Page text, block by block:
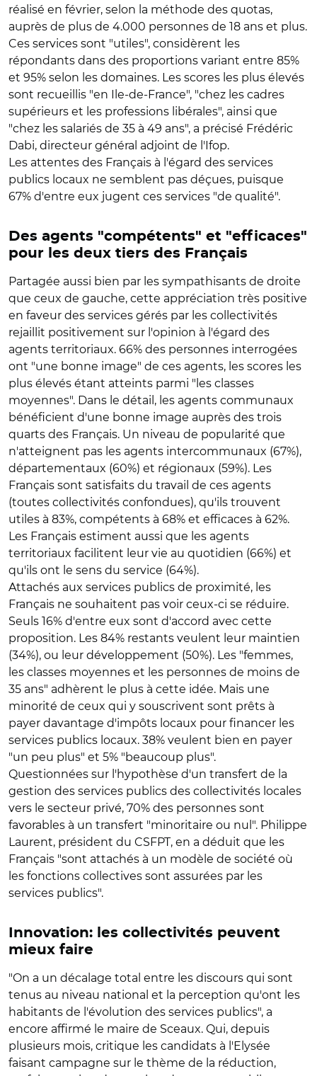
réalisé en février, selon la méthode des quotas,
auprès de plus de 4.000 personnes de 18 ans et plus.
Ces services sont "utiles", considèrent les
répondants dans des proportions variant entre 85%
et 95% selon les domaines. Les scores les plus élevés
sont recueillis "en Ile-de-France", "chez les cadres
supérieurs et les professions libérales", ainsi que
"chez les salariés de 35 à 49 ans", a précisé Frédéric
Dabi, directeur général adjoint de l'Ifop.
Les attentes des Français à l'égard des services
publics locaux ne semblent pas déçues, puisque
67% d'entre eux jugent ces services "de qualité".
Des agents "compétents" et "efficaces"
pour les deux tiers des Français
Partagée aussi bien par les sympathisants de droite
que ceux de gauche, cette appréciation très positive
en faveur des services gérés par les collectivités
rejaillit positivement sur l'opinion à l'égard des
agents territoriaux. 66% des personnes interrogées
ont "une bonne image" de ces agents, les scores les
plus élevés étant atteints parmi "les classes
moyennes". Dans le détail, les agents communaux
bénéficient d'une bonne image auprès des trois
quarts des Français. Un niveau de popularité que
n'atteignent pas les agents intercommunaux (67%),
départementaux (60%) et régionaux (59%). Les
Français sont satisfaits du travail de ces agents
(toutes collectivités confondues), qu'ils trouvent
utiles à 83%, compétents à 68% et efficaces à 62%.
Les Français estiment aussi que les agents
territoriaux facilitent leur vie au quotidien (66%) et
qu'ils ont le sens du service (64%).
Attachés aux services publics de proximité, les
Français ne souhaitent pas voir ceux-ci se réduire.
Seuls 16% d'entre eux sont d'accord avec cette
proposition. Les 84% restants veulent leur maintien
(34%), ou leur développement (50%). Les "femmes,
les classes moyennes et les personnes de moins de
35 ans" adhèrent le plus à cette idée. Mais une
minorité de ceux qui y souscrivent sont prêts à
payer davantage d'impôts locaux pour financer les
services publics locaux. 38% veulent bien en payer
"un peu plus" et 5% "beaucoup plus".
Questionnées sur l'hypothèse d'un transfert de la
gestion des services publics des collectivités locales
vers le secteur privé, 70% des personnes sont
favorables à un transfert "minoritaire ou nul". Philippe
Laurent, président du CSFPT, en a déduit que les
Français "sont attachés à un modèle de société où
les fonctions collectives sont assurées par les
services publics".
Innovation: les collectivités peuvent
mieux faire
"On a un décalage total entre les discours qui sont
tenus au niveau national et la perception qu'ont les
habitants de l'évolution des services publics", a
encore affirmé le maire de Sceaux. Qui, depuis
plusieurs mois, critique les candidats à l'Elysée
faisant campagne sur le thème de la réduction,